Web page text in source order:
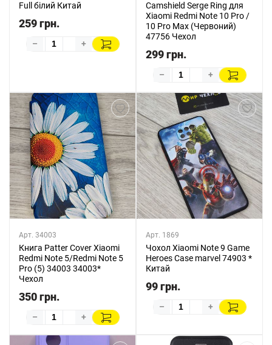
Full білий Китай
259 грн.
– +
Camshield Serge Ring для
Xiaomi Redmi Note 10 Pro /
10 Pro Max (Червоний)
47756 Чехол
299 грн.
– +
Арт. 34003
Книга Patter Cover Xiaomi
Redmi Note 5/Redmi Note 5
Pro (5) 34003 34003*
Чехол
350 грн.
– +
Арт. 1869
Чохол Xiaomi Note 9 Game
Heroes Case marvel 74903 *
Китай
99 грн.
– +